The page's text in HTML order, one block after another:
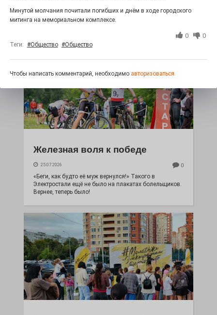
Гордость за ордена! Заводская улица Горького
меняет облик.
Железная воля к победе
25.07.2026 0
«Беги, как будто её муж вернулся!» Такого в
Электростали ещё не было на плакатах болельщиков.
Вернее, теперь было!
Минутой молчания почитали погибших и днём в ходе городского
митинга на мемориальном комплексе.
0 0
Теги: #Общество #Общество
Чтобы написать комментарий, необходимо авторизоваться.